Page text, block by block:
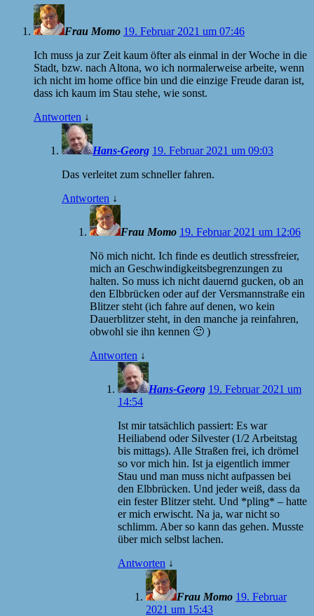
Frau Momo 19. Februar 2021 um 07:46
Ich muss ja zur Zeit kaum öfter als einmal in der Woche in die
Stadt, bzw. nach Altona, wo ich normalerweise arbeite, wenn
ich nicht im home office bin und die einzige Freude daran ist,
dass ich kaum im Stau stehe, wie sonst.
Antworten ↓
Hans-Georg 19. Februar 2021 um 09:03
Das verleitet zum schneller fahren.
Antworten ↓
Frau Momo 19. Februar 2021 um 12:06
Nö mich nicht. Ich finde es deutlich stressfreier,
mich an Geschwindigkeitsbegrenzungen zu
halten. So muss ich nicht dauernd gucken, ob an
den Elbbrücken oder auf der Versmannstraße ein
Blitzer steht (ich fahre auf denen, wo kein
Dauerblitzer steht, in den manche ja reinfahren,
obwohl sie ihn kennen 🙂 )
Antworten ↓
Hans-Georg 19. Februar 2021 um
14:54
Ist mir tatsächlich passiert: Es war
Heiliabend oder Silvester (1/2 Arbeitstag
bis mittags). Alle Straßen frei, ich drömel
so vor mich hin. Ist ja eigentlich immer
Stau und man muss nicht aufpassen bei
den Elbbrücken. Und jeder weiß, dass da
ein fester Blitzer steht. Und *pling* – hatte
er mich erwischt. Na ja, war nicht so
schlimm. Aber so kann das gehen. Musste
über mich selbst lachen.
Antworten ↓
Frau Momo 19. Februar
2021 um 15:43